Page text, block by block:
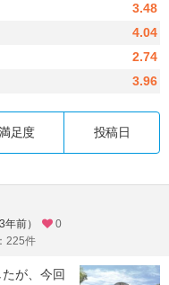
3.48
4.04
2.74
3.96
足度 投稿日
前）
0
225件
が、今回